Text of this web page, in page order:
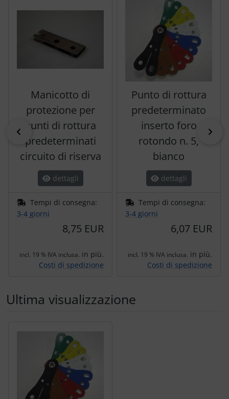
indietro
Manicotto di
protezione per
punti di rottura
predeterminati
circuito di riserva
dettagli
Tempi di consegna:
3-4 giorni
8,75 EUR
incl. 19 % IVA inclusa. in più.
Costi di spedizione
Punto di rottura
predeterminato
inserto foro
rotondo n. 5,
bianco
dettagli
Tempi di consegna:
3-4 giorni
6,07 EUR
incl. 19 % IVA inclusa. in più.
Costi di spedizione
Ultima visualizzazione